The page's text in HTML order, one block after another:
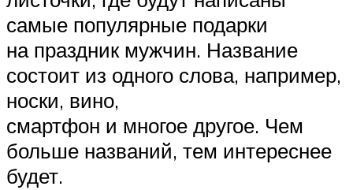
самые популярные подарки
на праздник мужчин. Название
состоит из одного слова, например,
носки, вино,
смартфон и многое другое. Чем
больше названий, тем интереснее
будет.